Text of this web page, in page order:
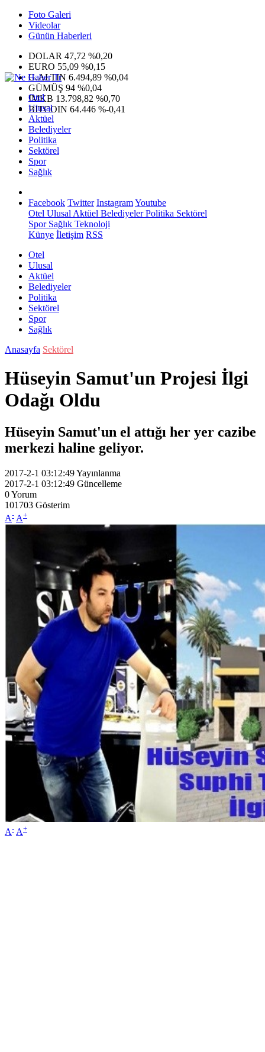
Foto Galeri
Videolar
Günün Haberleri
DOLAR 47,72 %0,20
EURO 55,09 %0,15
G.ALTIN 6.494,89 %0,04
GÜMÜŞ 94 %0,04
IMKB 13.798,82 %0,70
BITCOIN 64.446 %-0,41
Otel
Ulusal
Aktüel
Belediyeler
Politika
Sektörel
Spor
Sağlık
Facebook Twitter InstagramYoutube
Otel Ulusal Aktüel BelediyelerPolitika Sektörel
SporSağlık Teknoloji
Künye İletişim RSS
Otel
Ulusal
Aktüel
Belediyeler
Politika
Sektörel
Spor
Sağlık
Anasayfa Sektörel
Hüseyin Samut'un Projesi İlgi
Odağı Oldu
Hüseyin Samut'un el attığı her yer cazibe
merkezi haline geliyor.
2017-2-1 03:12:49Yayınlanma
2017-2-1 03:12:49 Güncelleme
0Yorum
101703 Gösterim
A- A+
A- A+